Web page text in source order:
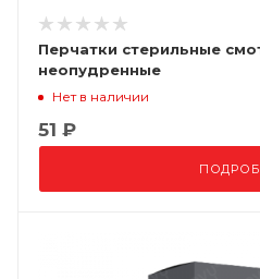
Перчатки стерильные
неопудренные
Нет в наличии
51 ₽